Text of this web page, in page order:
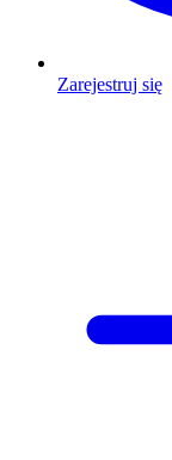
Zarejestruj się